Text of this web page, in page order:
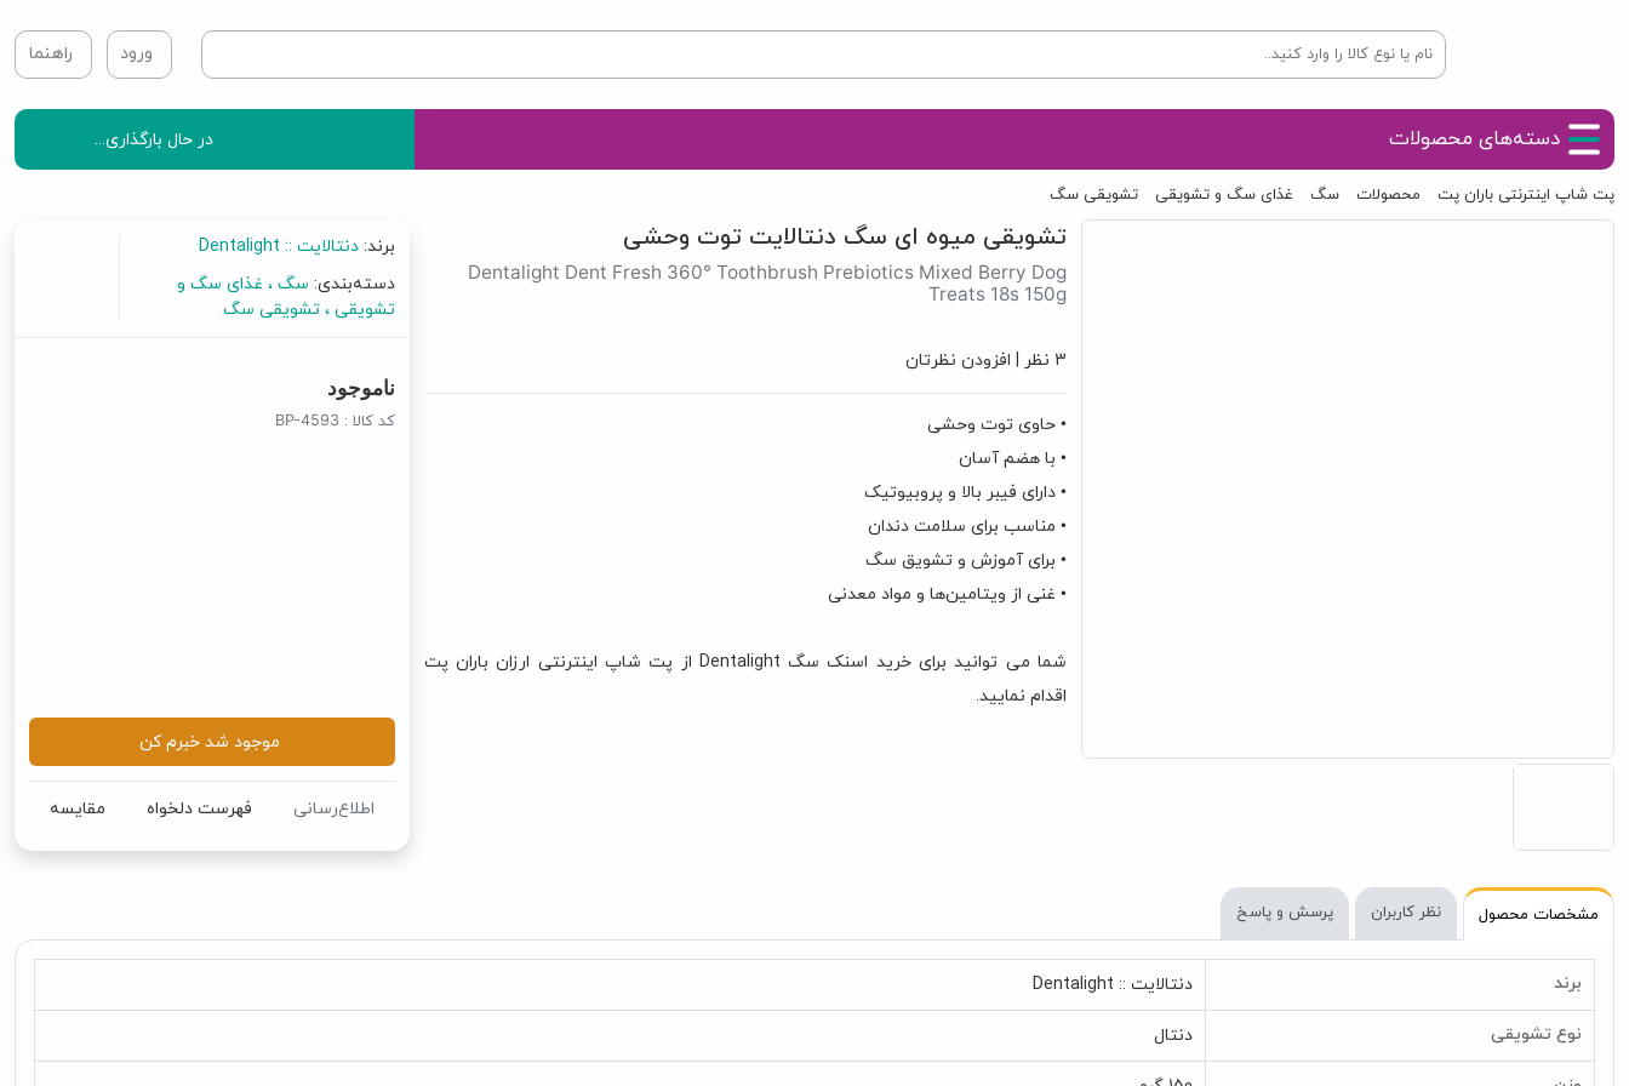
ورود راهنما
دسته‌های محصولات در حال بارگذاری...
پت شاپ اینترنتی باران پت محصولات سگ غذای سگ و تشویقی تشویقی سگ
تشویقی میوه ای سگ دنتالایت توت وحشی
Dentalight Dent Fresh 360° Toothbrush Prebiotics Mixed Berry Dog
Treats 18s 150g
3 نظر | افزودن نظرتان
• حاوی توت وحشی
• با هضم آسان
• دارای فیبر بالا و پروبیوتیک
• مناسب برای سلامت دندان
• برای آموزش و تشویق سگ
• غنی از ویتامین‌ها و مواد معدنی
شما می توانید برای خرید اسنک سگ Dentalight از پت شاپ اینترنتی ارزان باران پت
اقدام نمایید.
برند:دنتالایت :: Dentalight
دسته‌بندی: سگ غذای سگ و
تشویقی تشویقی سگ
ناموجود
کد کالا : BP-4593
موجود شد خبرم کن
اطلاع‌رسانی فهرست دلخواه مقایسه
مشخصات محصول نظر کاربران پرسش و پاسخ
برند دنتالایت :: Dentalight
نوع تشویقی دنتال